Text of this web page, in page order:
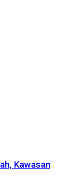
Kawasan